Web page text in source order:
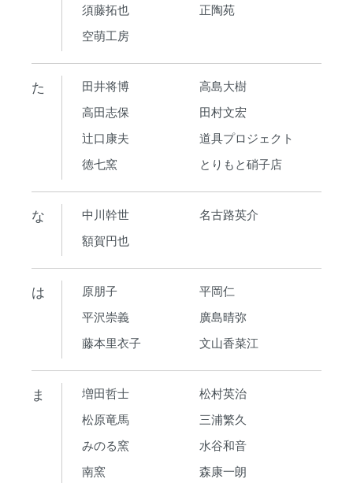
須藤拓也
正陶苑
空萌工房
た 田井将博
高島大樹
高田志保
田村文宏
辻口康夫
道具プロジェクト
徳七窯
とりもと硝子店
な 中川幹世
名古路英介
額賀円也
は 原朋子
平岡仁
平沢崇義
廣島晴弥
藤本里衣子
文山香菜江
ま 増田哲士
松村英治
松原竜馬
三浦繁久
みのる窯
水谷和音
南窯
森康一朗